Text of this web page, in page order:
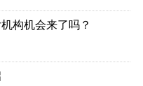
构机会来了吗？